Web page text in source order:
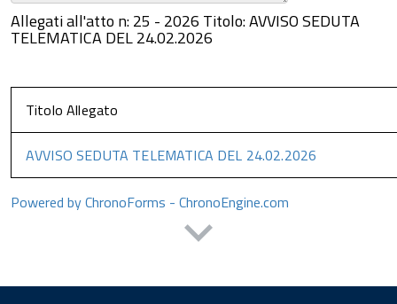
Allegati all'atto n: 25 - 2026 Titolo: AVVISO SEDUTA
TELEMATICA DEL 24.02.2026
Titolo Allegato
AVVISO SEDUTA TELEMATICA DEL 24.02.2026
Powered by ChronoForms - ChronoEngine.com